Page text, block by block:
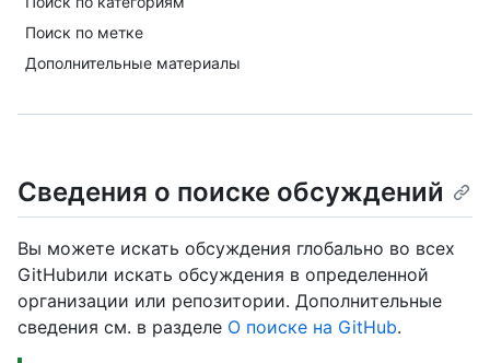
Поиск по метке
Дополнительные материалы
Сведения о поиске обсуждений
Вы можете искать обсуждения глобально во всех
GitHubили искать обсуждения в определенной
организации или репозитории. Дополнительные
сведения см. в разделе О поиске на GitHub.